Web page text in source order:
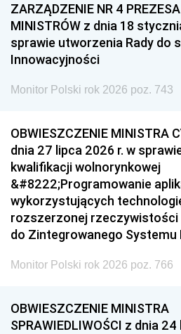
ZARZĄDZENIE NR 4
MINISTRÓW z dnia 18
sprawie utworzenia Rady do
Innowacyjności
Monitor Polski rok 2026 poz. 743
OBWIESZCZENIE MINISTRA
dnia 27 lipca 2026 r. w
kwalifikacji wolnorynkowej
&#8222;Programowanie
wykorzystujących
rozszerzonej rzeczywistości
do Zintegrowanego Systemu
Monitor Polski rok 2026 poz. 766
OBWIESZCZENIE MINISTRA
SPRAWIEDLIWOŚCI z dnia